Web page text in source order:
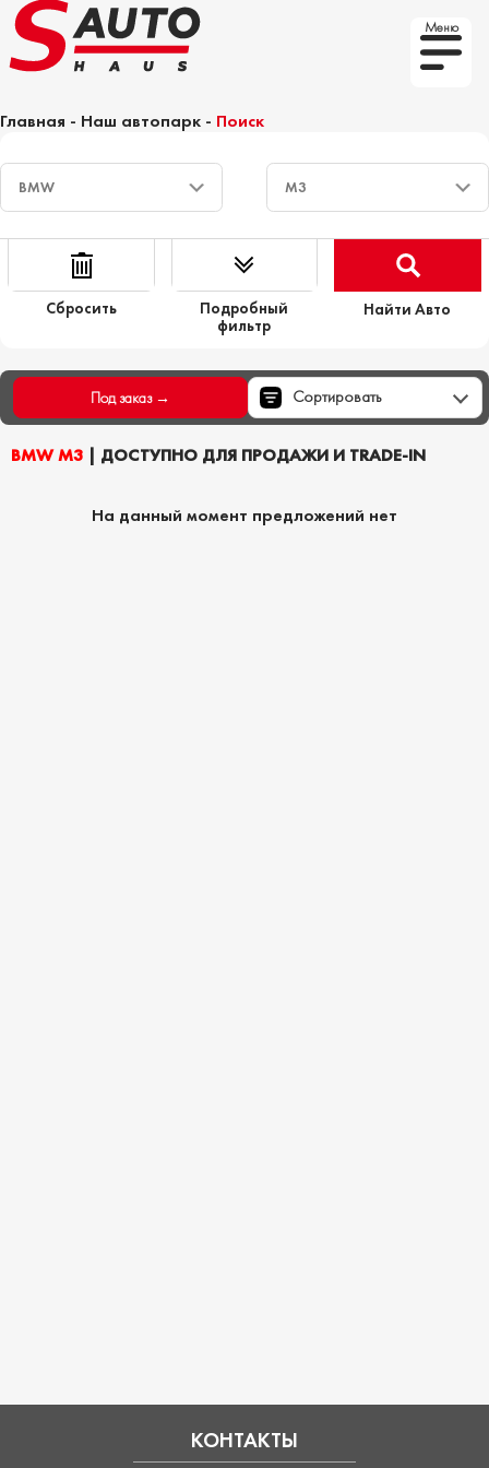
Меню
Главная - Наш автопарк - Поиск
Сбросить
Подробный
фильтр
Найти Авто
BMW M3 | ДОСТУПНО ДЛЯ ПРОДАЖИ И TRADE-IN
Под заказ → Сортировать
На данный момент предложений нет
КОНТАКТЫ